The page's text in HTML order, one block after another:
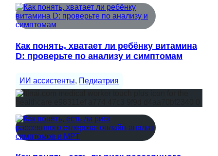
Как понять, хватает ли ребёнку витамина
D: проверьте по анализу и симптомам
ИИ ассистенты, Педиатрия